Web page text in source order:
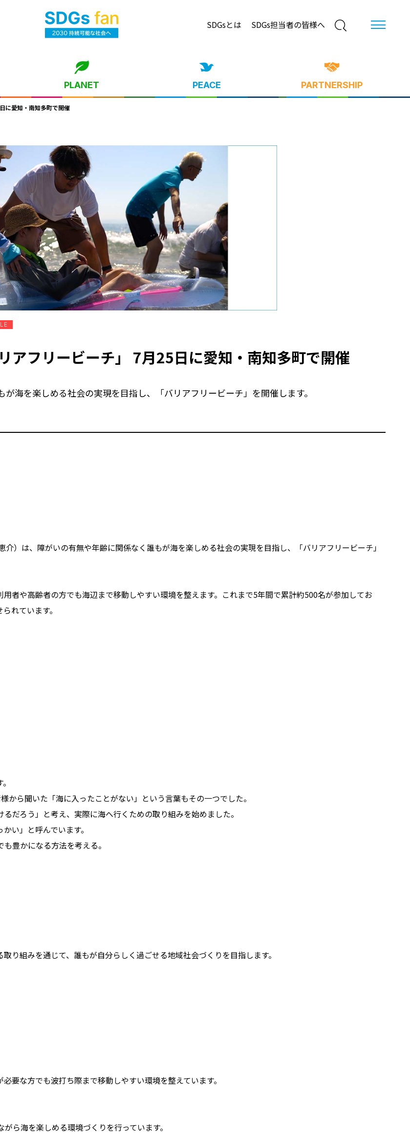
SDGsとは SDGs担当者の皆様へ
PLANET PEACE PARTNERSHIP
に愛知・南知多町で開催
アフリービーチ」 7月25日に愛知・南知多町で開催
海を楽しめる社会の実現を目指し、「バリアフリービーチ」を開催します。
）は、障がいの有無や年齢に関係なく誰もが海を楽しめる社会の実現を目指し、「バリアフリービーチ」
者や高齢者の方でも海辺まで移動しやすい環境を整えます。これまで5年間で累計約500名が参加してお
れています。
ら聞いた「海に入ったことがない」という言葉もその一つでした。
だろう」と考え、実際に海へ行くための取り組みを始めました。
い」と呼んでいます。
豊かになる方法を考える。
り組みを通じて、誰もが自分らしく過ごせる地域社会づくりを目指します。
要な方でも波打ち際まで移動しやすい環境を整えています。
ら海を楽しめる環境づくりを行っています。